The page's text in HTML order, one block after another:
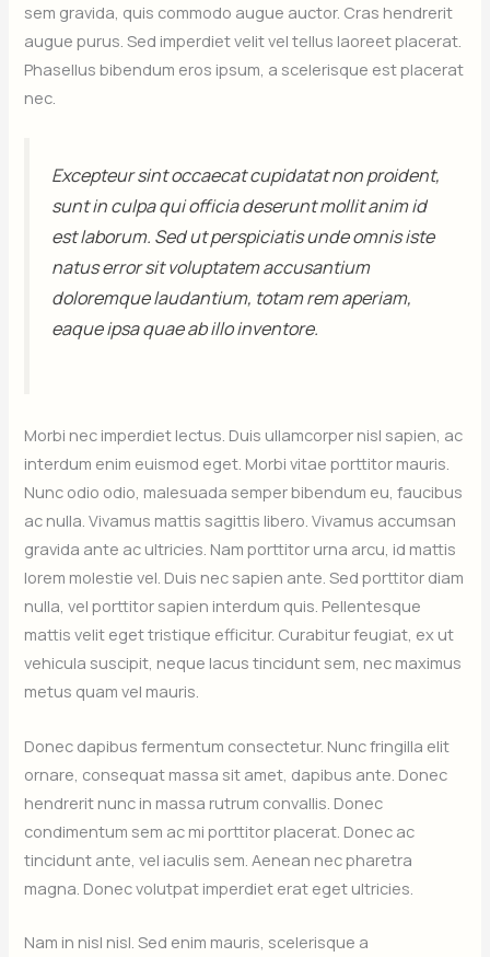
sem gravida, quis commodo augue auctor. Cras hendrerit
augue purus. Sed imperdiet velit vel tellus laoreet placerat.
Phasellus bibendum eros ipsum, a scelerisque est placerat
nec.
Excepteur sint occaecat cupidatat non proident,
sunt in culpa qui officia deserunt mollit anim id
est laborum. Sed ut perspiciatis unde omnis iste
natus error sit voluptatem accusantium
doloremque laudantium, totam rem aperiam,
eaque ipsa quae ab illo inventore.
Morbi nec imperdiet lectus. Duis ullamcorper nisl sapien, ac
interdum enim euismod eget. Morbi vitae porttitor mauris.
Nunc odio odio, malesuada semper bibendum eu, faucibus
ac nulla. Vivamus mattis sagittis libero. Vivamus accumsan
gravida ante ac ultricies. Nam porttitor urna arcu, id mattis
lorem molestie vel. Duis nec sapien ante. Sed porttitor diam
nulla, vel porttitor sapien interdum quis. Pellentesque
mattis velit eget tristique efficitur. Curabitur feugiat, ex ut
vehicula suscipit, neque lacus tincidunt sem, nec maximus
metus quam vel mauris.
Donec dapibus fermentum consectetur. Nunc fringilla elit
ornare, consequat massa sit amet, dapibus ante. Donec
hendrerit nunc in massa rutrum convallis. Donec
condimentum sem ac mi porttitor placerat. Donec ac
tincidunt ante, vel iaculis sem. Aenean nec pharetra
magna. Donec volutpat imperdiet erat eget ultricies.
Nam in nisl nisl. Sed enim mauris, scelerisque a